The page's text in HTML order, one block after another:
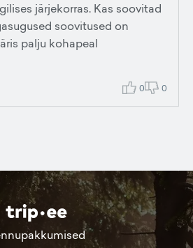
järjekorras. Kas soovitad
soovitused on
palju kohapeal
0 0